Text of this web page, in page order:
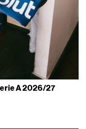
A 2026/27